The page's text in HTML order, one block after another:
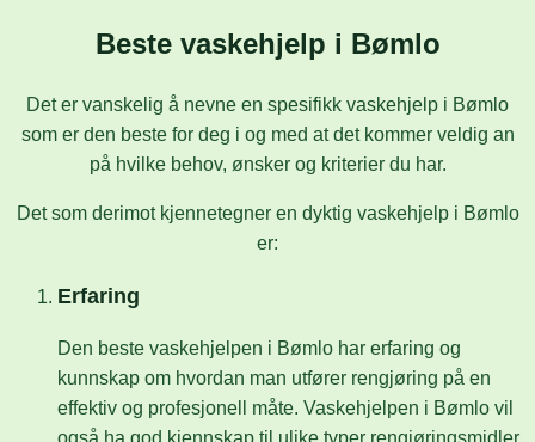
Beste vaskehjelp i Bømlo
Det er vanskelig å nevne en spesifikk vaskehjelp i Bømlo
som er den beste for deg i og med at det kommer veldig an
på hvilke behov, ønsker og kriterier du har.
Det som derimot kjennetegner en dyktig vaskehjelp i Bømlo
er:
Erfaring
Den beste vaskehjelpen i Bømlo har erfaring og
kunnskap om hvordan man utfører rengjøring på en
effektiv og profesjonell måte. Vaskehjelpen i Bømlo vil